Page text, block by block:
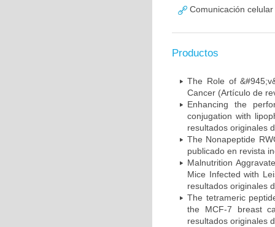
Comunicación
Productos
The Role of
Cancer (Artículo de
Enhancing the
conjugation with
resultados originales
The Nonapeptide
publicado en revista
Malnutrition
Mice Infected with
resultados originales
The tetrameric
the MCF-7 breast
resultados originales